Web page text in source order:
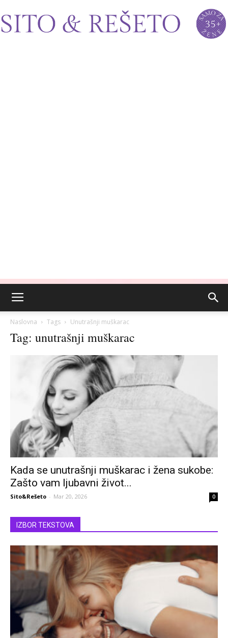
Naslovna Tags Unutrašnji muškarac
Tag: unutrašnji muškarac
Kada se unutrašnji muškarac i žena sukobe:
Zašto vam ljubavni život...
Sito&Rešeto - Mar 20, 2026 0
IZBOR TEKSTOVA